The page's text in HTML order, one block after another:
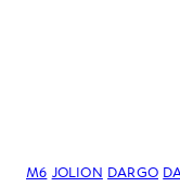
M6 JOLION DARGO